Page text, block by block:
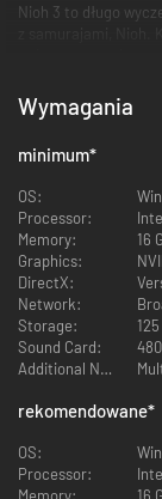
Nioh 3 to długo
związanego z
grasują bandyci i roi
Kluczowe
• Otwarte
charakterystycznym
swobodną
napotkasz potężne
mrok, i stawisz
Wymagania
minimum*
OS:
Processor:
Memory:
16
Graphics:
DirectX:
Network:
Storage:
Sound Card:
Additional Notes:
rekomendowane*
OS:
Processor: